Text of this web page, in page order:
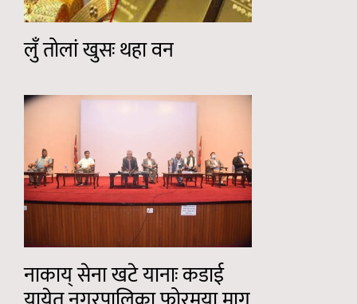
लुँ तोलां खुसः थहा वन
नाकाय् सेना खटे यानाः कडाई